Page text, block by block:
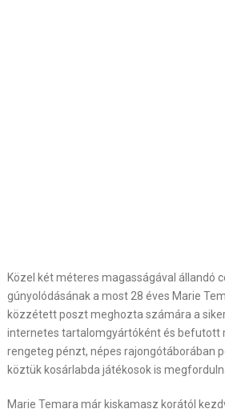
Közel két méteres magasságával állandó
gúnyolódásának a most 28 éves Marie
közzétett poszt meghozta számára a
internetes tartalomgyártóként és befutott
rengeteg pénzt, népes rajongótáborában
köztük kosárlabda játékosok is
Marie Temara már kiskamasz korától